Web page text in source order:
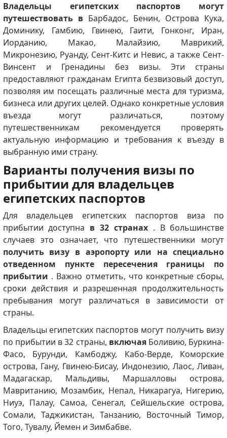
Владельцы египетских паспортов могут
путешествовать вБарбадос, Бенин, Острова Кука,
Доминику, Гамбию, Гвинею, Гаити, Гонконг, Иран,
Иорданию, Макао, Малайзию, Маврикий,
Микронезию, Руанду, Сент-Китс и Невис, а также Сент-
Винсент и Гренадины без визы. Эти страны
предоставляют гражданам Египта безвизовый доступ,
позволяя им посещать различные места для туризма,
бизнеса или других целей. Однако конкретные условия
въезда могут различаться, поэтому
путешественникам рекомендуется проверять
актуальную информацию и требования к въезду в
выбранную ими страну.
Варианты получения визы по
прибытии для владельцев
египетских паспортов
Для владельцев египетских паспортов виза по
прибытии доступна в 32 странах. В большинстве
случаев это означает, что путешественники могут
получить визу в аэропорту или на специально
отведенном пункте пересечения границы по
прибытии . Важно отметить, что конкретные сборы,
сроки действия и разрешенная продолжительность
пребывания могут различаться в зависимости от
страны.
Владельцы египетских паспортов могут получить визу
по прибытии в 32 страны, включаяБоливию, Буркина-
Фасо, Бурунди, Камбоджу, Кабо-Верде, Коморские
острова, Гану, Гвинею-Бисау, Индонезию, Лаос, Ливан,
Мадагаскар, Мальдивы, Маршалловы острова,
Мавританию, Мозамбик, Непал, Никарагуа, Нигерию,
Ниуэ, Палау, Самоа, Сенегал, Сейшельские острова,
Сомали, Таджикистан, Танзанию, Восточный Тимор,
Того, Тувалу, Йемен и Зимбабве.